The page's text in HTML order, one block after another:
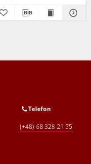
Telefon
(+48) 68 328 21 55